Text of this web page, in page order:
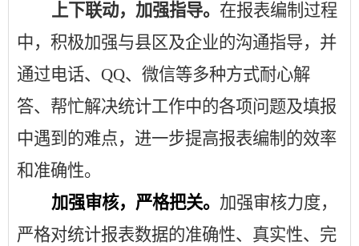
上下联动，加强指导。 在报表编制过程
中， 积极加强与县区及企业的沟通指导， 并
通过电话、 QQ、微信等多种方式耐心解
答、帮忙解决统计工作中的各项问题及填报
中遇到的难点， 进一步提高报表编制的效率
和准确性。
加强审核，严格把关。 加强审核力度，
严格对统计报表数据的准确性、真实性、完